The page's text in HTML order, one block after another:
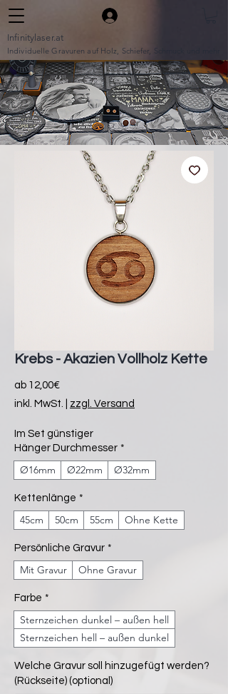
Infinitylaser.at
Individuelle Gravuren auf Holz, Schiefer, Schmuck und mehr
Krebs - Akazien Vollholz Kette
ab 12,00€Sale-
Preis
inkl. MwSt. zzgl. Versand
Im Set günstiger
Hänger Durchmesser *
Ø16mm Ø22mm Ø32mm
Kettenlänge *
45cm 50cm 55cm Ohne Kette
Persönliche Gravur *
Mit Gravur Ohne Gravur
Farbe *
Sternzeichen dunkel – außen hell
Sternzeichen hell – außen dunkel
Welche Gravur soll hinzugefügt werden?
(Rückseite) (optional)